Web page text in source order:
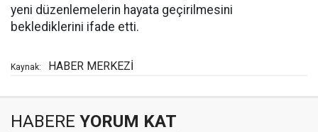
yeni düzenlemelerin hayata geçirilmesini
beklediklerini ifade etti.
Kaynak: HABER MERKEZİ
HABERE YORUM KAT